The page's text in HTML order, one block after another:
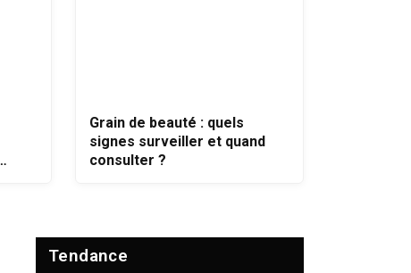
Grain de beauté : quels
signes surveiller et quand
consulter ?
Tendance